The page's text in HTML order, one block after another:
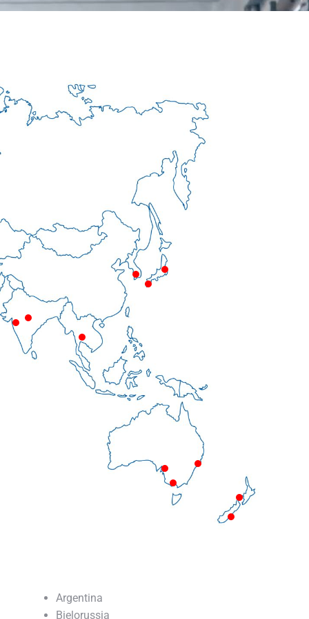
Thailandia
Australia 4
Australia 4
IndiaIndia
Nuova
Corea
Argentina
Bielorussia